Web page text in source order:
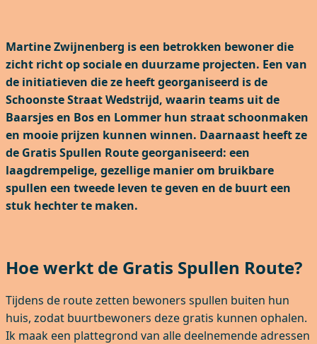
Martine Zwijnenberg is een betrokken bewoner die
zicht richt op sociale en duurzame projecten. Een van
de initiatieven die ze heeft georganiseerd is de
Schoonste Straat Wedstrijd, waarin teams uit de
Baarsjes en Bos en Lommer hun straat schoonmaken
en mooie prijzen kunnen winnen. Daarnaast heeft ze
de Gratis Spullen Route georganiseerd: een
laagdrempelige, gezellige manier om bruikbare
spullen een tweede leven te geven en de buurt een
stuk hechter te maken.
Hoe werkt de Gratis Spullen Route?
Tijdens de route zetten bewoners spullen buiten hun
huis, zodat buurtbewoners deze gratis kunnen ophalen.
Ik maak een plattegrond van alle deelnemende adressen